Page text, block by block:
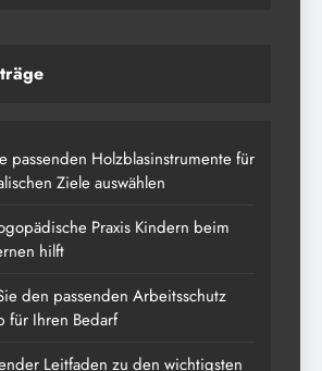
passenden Holzblasinstrumente für
Ziele auswählen
Praxis Kindern beim
hilft
den passenden Arbeitsschutz
für Ihren Bedarf
Leitfaden zu den wichtigsten